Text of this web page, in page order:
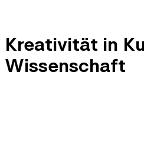
Kreativität in
Wissenschaft